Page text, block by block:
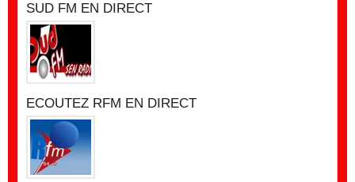
SUD FM EN DIRECT
ECOUTEZ RFM EN DIRECT